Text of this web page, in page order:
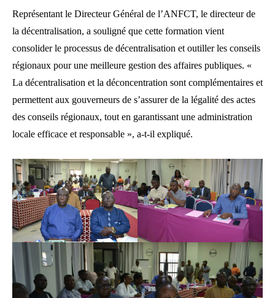
Représentant le Directeur Général de l’ANFCT, le directeur de
la décentralisation, a souligné que cette formation vient
consolider le processus de décentralisation et outiller les conseils
régionaux pour une meilleure gestion des affaires publiques. «
La décentralisation et la déconcentration sont complémentaires et
permettent aux gouverneurs de s’assurer de la légalité des actes
des conseils régionaux, tout en garantissant une administration
locale efficace et responsable », a-t-il expliqué.